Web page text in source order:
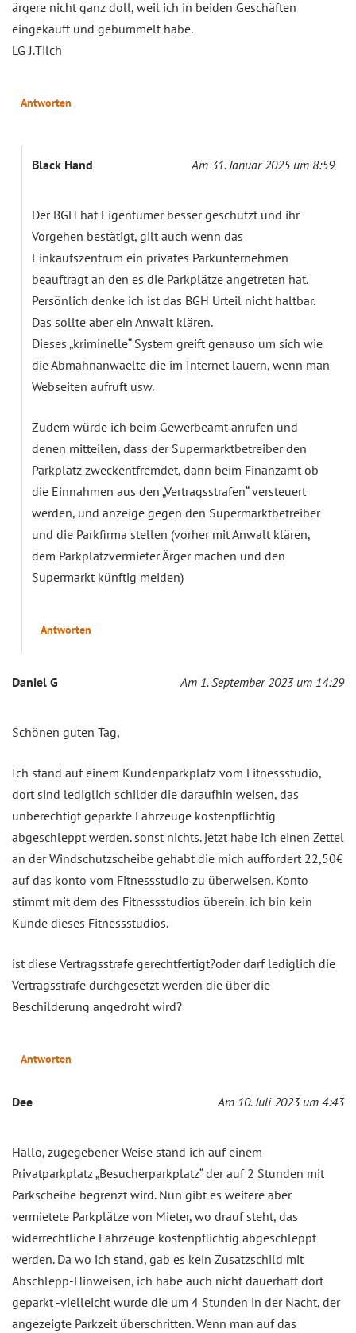
ärgere nicht ganz doll, weil ich in beiden Geschäften
eingekauft und gebummelt habe.
LG J.Tilch
Antworten
Black Hand Am 31. Januar 2025 um 8:59
Der BGH hat Eigentümer besser geschützt und ihr
Vorgehen bestätigt, gilt auch wenn das
Einkaufszentrum ein privates Parkunternehmen
beauftragt an den es die Parkplätze angetreten hat.
Persönlich denke ich ist das BGH Urteil nicht haltbar.
Das sollte aber ein Anwalt klären.
Dieses „kriminelle“ System greift genauso um sich wie
die Abmahnanwaelte die im Internet lauern, wenn man
Webseiten aufruft usw.
Zudem würde ich beim Gewerbeamt anrufen und
denen mitteilen, dass der Supermarktbetreiber den
Parkplatz zweckentfremdet, dann beim Finanzamt ob
die Einnahmen aus den „Vertragsstrafen“ versteuert
werden, und anzeige gegen den Supermarktbetreiber
und die Parkfirma stellen (vorher mit Anwalt klären,
dem Parkplatzvermieter Ärger machen und den
Supermarkt künftig meiden)
Antworten
Daniel G Am 1. September 2023 um 14:29
Schönen guten Tag,
Ich stand auf einem Kundenparkplatz vom Fitnessstudio,
dort sind lediglich schilder die daraufhin weisen, das
unberechtigt geparkte Fahrzeuge kostenpflichtig
abgeschleppt werden. sonst nichts. jetzt habe ich einen Zettel
an der Windschutzscheibe gehabt die mich auffordert 22,50€
auf das konto vom Fitnessstudio zu überweisen. Konto
stimmt mit dem des Fitnessstudios überein. ich bin kein
Kunde dieses Fitnessstudios.
ist diese Vertragsstrafe gerechtfertigt?oder darf lediglich die
Vertragsstrafe durchgesetzt werden die über die
Beschilderung angedroht wird?
Antworten
Dee Am 10. Juli 2023 um 4:43
Hallo, zugegebener Weise stand ich auf einem
Privatparkplatz „Besucherparkplatz“ der auf 2 Stunden mit
Parkscheibe begrenzt wird. Nun gibt es weitere aber
vermietete Parkplätze von Mieter, wo drauf steht, das
widerrechtliche Fahrzeuge kostenpflichtig abgeschleppt
werden. Da wo ich stand, gab es kein Zusatzschild mit
Abschlepp-Hinweisen, ich habe auch nicht dauerhaft dort
geparkt -vielleicht wurde die um 4 Stunden in der Nacht, der
angezeigte Parkzeit überschritten. Wenn man auf das